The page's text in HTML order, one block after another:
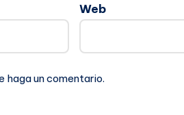
Web
haga un comentario.